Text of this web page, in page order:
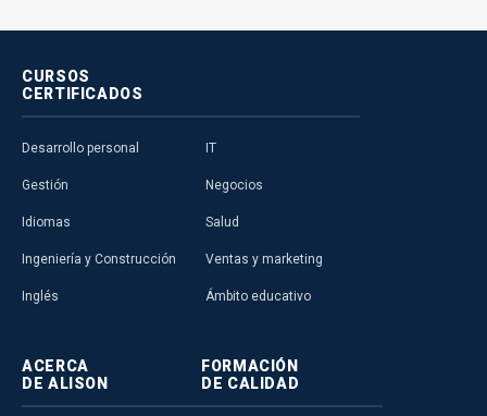
CURSOS
CERTIFICADOS
Desarrollo personal
Gestión
Idiomas
Ingeniería y Construcción
Inglés
IT
Negocios
Salud
Ventas y marketing
Ámbito educativo
ACERCA
DE ALISON
FORMACIÓN
DE CALIDAD